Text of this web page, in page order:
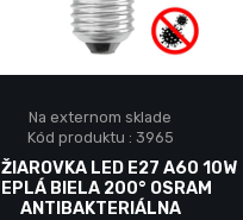
Vložiť do košika
Na externom sklade
Kód produktu : 3965
ŽIAROVKA LED E27 A60 10W
BIELA 200° OSRAM
ANTIBAKTERIÁLNA